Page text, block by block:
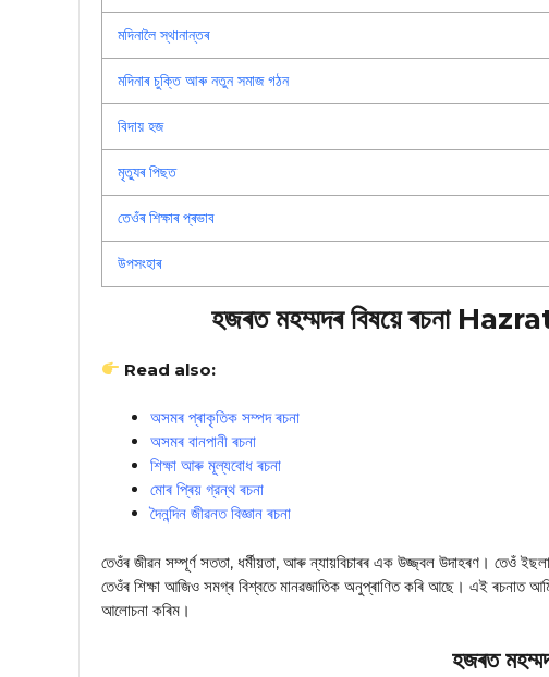
মদিনালৈ স্থানান্তৰ
মদিনাৰ চুক্তি আৰু নতুন সমাজ গঠন
বিদায় হজ
মৃত্যুৰ পিছত
তেওঁৰ শিক্ষাৰ প্ৰভাব
উপসংহাৰ
হজৰত মহম্মদৰ বিষয়ে ৰচনা
Read also:
অসমৰ প্ৰাকৃতিক সম্পদ ৰচনা
অসমৰ বানপানী ৰচনা
শিক্ষা আৰু মূল্যবোধ ৰচনা
মোৰ প্ৰিয় গ্রন্থ ৰচনা
দৈনন্দিন জীৱনত বিজ্ঞান ৰচনা
তেওঁৰ জীৱন সম্পূৰ্ণ সততা, ধৰ্মীয়তা, আৰু ন্যায়বিচাৰৰ এক উজ্জ্বল উদাহৰণ। তেওঁ
তেওঁৰ শিক্ষা আজিও সমগ্ৰ বিশ্বতে মানৱজাতিক অনুপ্ৰাণিত কৰি আছে। এই ৰচনাত
আলোচনা কৰিম।
হজৰত